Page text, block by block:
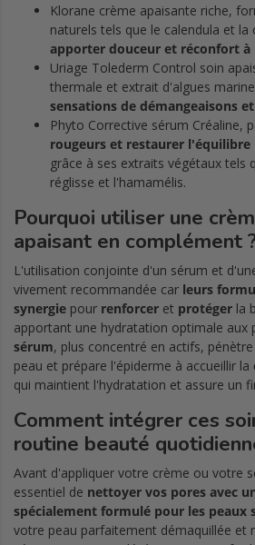
Klorane crème apaisante riche,
naturels tels que le calendula et
apporter douceur et réconfort
Uriage Tolederm Control soin
thermale et extrait d'algues
sensations de démangeaisons
Phyto Corrective sérum Créaline,
rougeurs et restaurer l'équilibre
grâce à ses extraits végétaux tels
réglisse et l'hamamélis.
Pourquoi utiliser une
apaisant en complément
L'utilisation conjointe d'un sérum et
vivement recommandée car leurs
synergie pour renforcer et protéger la
apportant une hydratation optimale aux
sérum, plus concentré en actifs,
peau et prépare l'épiderme à accueillir la
qui maintient l'hydratation et assure un
Comment intégrer ces
routine beauté
Avant d'appliquer votre crème ou votre
essentiel de nettoyer vos pores avec
spécialement formulé pour les peaux
votre peau parfaitement démaquillée et